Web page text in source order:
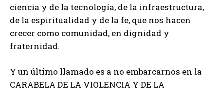
ciencia y de la tecnología, de la infraestructura,
de la espiritualidad y de la fe, que nos hacen
crecer como comunidad, en dignidad y
fraternidad.
Y un último llamado es a no embarcarnos en la
CARABELA DE LA VIOLENCIA Y DE LA